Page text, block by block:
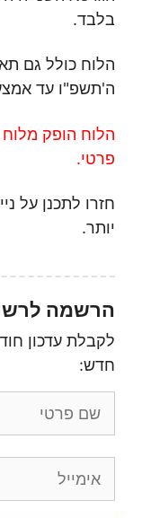
בלבד.
הלוח כולל גם
ה'תשפ"ו עד
הלוח הופק
פרטי.
חזרו לתכנן על
יותר.
הרשמה
לקבלת עדכון
חדש: